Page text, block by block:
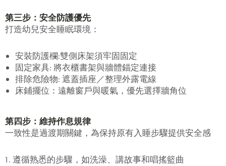
第三步：安全防護優先
打造幼兒安全睡眠環境：
安裝防護欄:雙側床架須牢固固定
固定家具: 將衣櫃書架與牆體錨定連接
排除危險物: 遮蓋插座／整理外露電線
床鋪擺位：遠離窗戶與暖氣，優先選擇牆角位
第四步：維持作息規律
一致性是過渡期關鍵，為保持原有入睡步驟提供安全感
遵循熟悉的步驟，如洗澡、講故事和唱搖籃曲